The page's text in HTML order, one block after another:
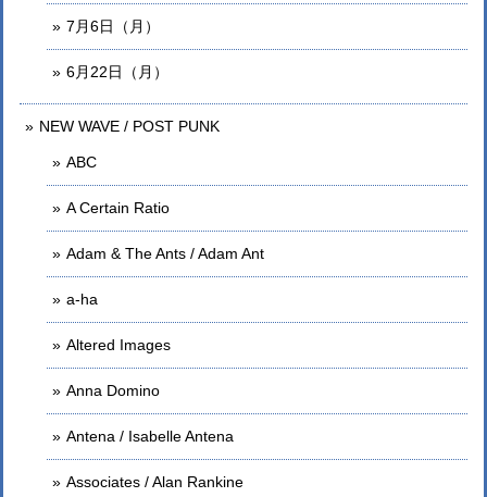
7月6日（月）
6月22日（月）
NEW WAVE / POST PUNK
ABC
A Certain Ratio
Adam & The Ants / Adam Ant
a-ha
Altered Images
Anna Domino
Antena / Isabelle Antena
Associates / Alan Rankine